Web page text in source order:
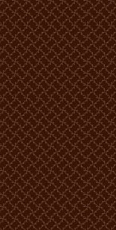
Locuri: 2
Numărul
În cameră
Locuri: 4
Numărul
În cameră
Prețul:
500 lei MD
600 lei MD
750 lei MD